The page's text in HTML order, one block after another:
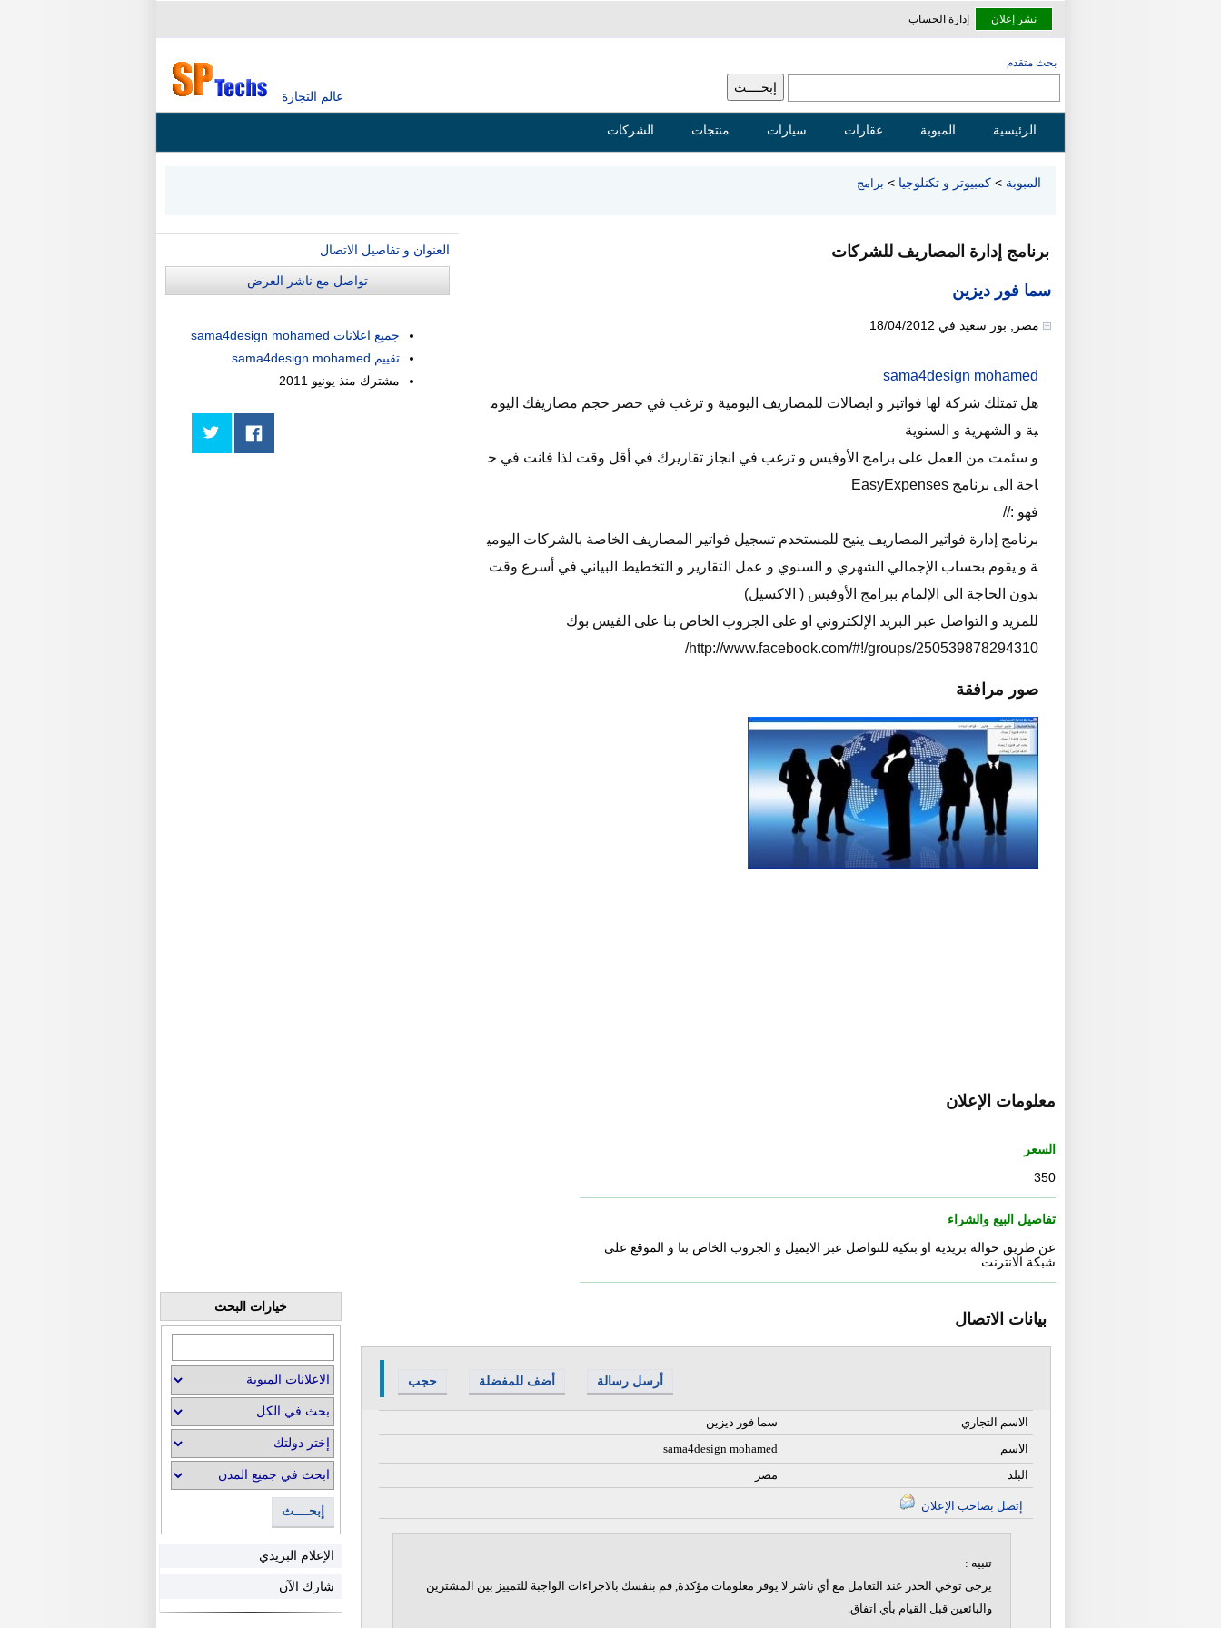
نشر إعلان إدارة الحساب
عالم التجارة
بحث متقدم
الرئيسية المبوبة عقارات سيارات منتجات الشركات
المبوبة > كمبيوتر و تكنلوجيا > برامج
برنامج إدارة المصاريف للشركات
سما فور ديزين
مصر بور سعيد في 18/04/2012
sama4design mohamed
هل تمتلك شركة لها فواتير و ايصالات للمصاريف اليومية و ترغب في حصر حجم مصاريفك اليوم
ية و الشهرية و السنوية
و سئمت من العمل على برامج الأوفيس و ترغب في انجاز تقاريرك في أقل وقت لذا فانت في ح
اجة الى برنامج EasyExpenses
فهو ://
برنامج إدارة فواتير المصاريف يتيح للمستخدم تسجيل فواتير المصاريف الخاصة بالشركات اليومي
ة و يقوم بحساب الإجمالي الشهري و السنوي و عمل التقارير و التخطيط البياني في أسرع وقت
بدون الحاجة الى الإلمام ببرامج الأوفيس ( الاكسيل)
للمزيد و التواصل عبر البريد الإلكتروني او على الجروب الخاص بنا على الفيس بوك
http://www.facebook.com/#!/groups/250539878294310/
صور مرافقة
معلومات الإعلان
السعر
350
تفاصيل البيع والشراء
عن طريق حوالة بريدية او بنكية للتواصل عبر الايميل و الجروب الخاص بنا و الموقع على
شبكة الانترنت
العنوان و تفاصيل الاتصال
تواصل مع ناشر العرض
جميع اعلانات sama4design mohamed
تقييم sama4design mohamed
مشترك منذ يونيو 2011
بيانات الاتصال
حجب أضف للمفضلة أرسل رسالة
سما فور ديزين
الاسم التجاري
sama4design mohamed
الاسم
مصر
البلد
تنبيه :
يرجى توخي الحذر عند التعامل مع أي ناشر لا يوفر معلومات مؤكدة, قم بنفسك بالاجراءات الواجبة للتمييز بين المشترين
والبائعين قبل القيام بأي اتفاق.
خيارات البحث
إبحــــث
الإعلام البريدي
شارك الآن